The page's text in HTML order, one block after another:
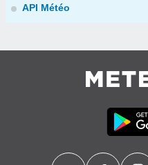
API Météo